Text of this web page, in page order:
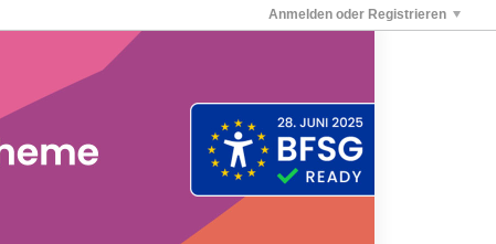
Anmelden oder Registrieren